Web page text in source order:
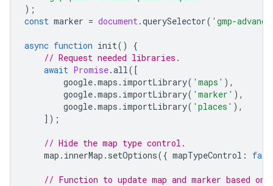
);
const marker = document.querySelector( 'gmp-
async function init()
{
// Request needed libraries.
await Promise.all([
google.maps . importLibrary( 'maps' ),
google.maps . importLibrary( 'marker' ),
google.maps . importLibrary( 'places' ),
]);
// Hide the map type control.
map . innerMap . setOptions({ mapTypeControl :
// Function to update map and marker based